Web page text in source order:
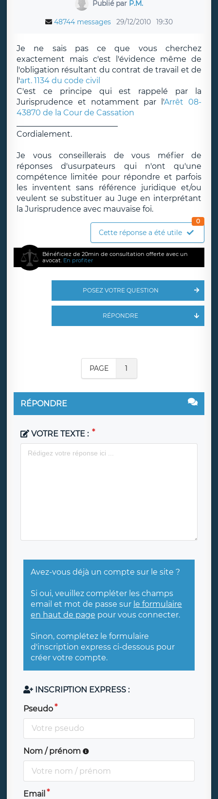
Publié par P.M.
48744 messages 29/12/2010 19:30
Je ne sais pas ce que vous cherchez
exactement mais c'est l'évidence même de
l'obligation résultant du contrat de travail et de
l'art. 1134 du code civil
C'est ce principe qui est rappelé par la
Jurisprudence et notamment par l'Arrêt 08-
43870 de la Cour de Cassation
Cordialement.
Je vous conseillerais de vous méfier de
réponses d'usurpateurs qui n'ont qu'une
compétence limitée pour répondre et parfois
les inventent sans référence juridique et/ou
veulent se substituer au Juge en interprétant
la Jurisprudence avec mauvaise foi.
Cette réponse a été utile
0
Bénéficiez de 20min de consultation offerte avec un
avocat. En profiter
POSEZ VOTRE QUESTION
RÉPONDRE
PAGE 1
RÉPONDRE
VOTRE TEXTE :
Avez-vous déjà un compte sur le site ?
Si oui, veuillez compléter les champs
email et mot de passe sur le formulaire
en haut de page pour vous connecter.
Sinon, complétez le formulaire
d'inscription express ci-dessous pour
créer votre compte.
INSCRIPTION EXPRESS :
Pseudo
Nom / prénom
Email